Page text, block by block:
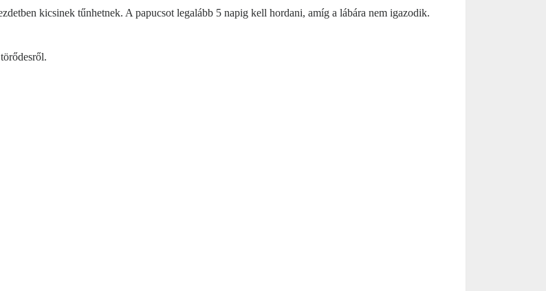
kicsinek tűnhetnek. A papucsot legalább 5 napig kell hordani, amíg a lábára nem igazodik.